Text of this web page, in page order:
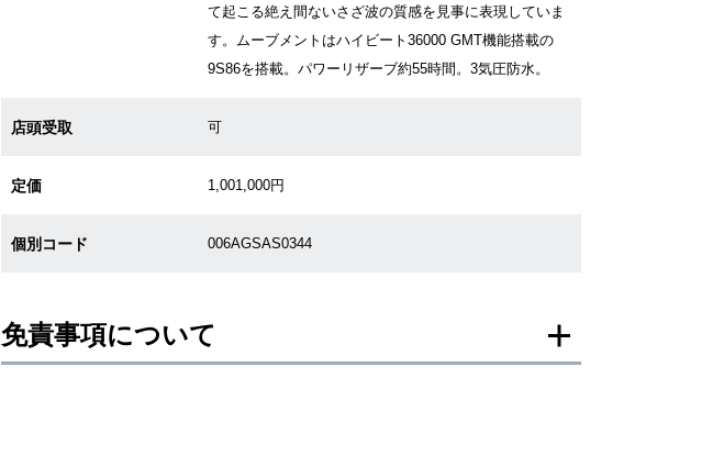
て起こる絶え間ないさざ波の質感を見事に表現していま
す。ムーブメントはハイビート36000 GMT機能搭載の
9S86を搭載。パワーリザーブ約55時間。3気圧防水。
店頭受取 可
定価 1,001,000円
個別コード 006AGSAS0344
免責事項について